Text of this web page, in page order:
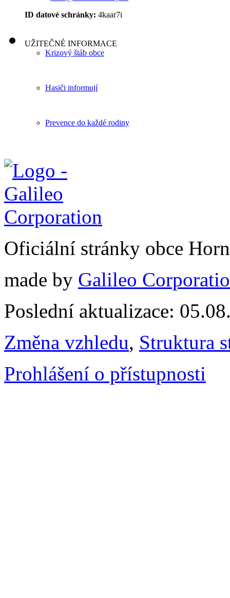
ID datové schránky: 4kaar7i
UŽITEČNÉ INFORMACE
Krizový štáb obce
Hasiči informují
Prevence do každé rodiny
Oficiální stránky obce
made by Galileo
Poslední aktualizace:
Změna vzhledu, Struktura
Prohlášení o přístupnosti